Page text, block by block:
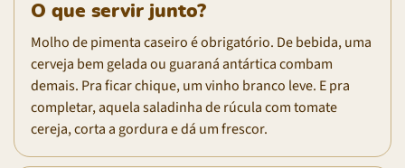
O que servir junto?
Molho de pimenta caseiro é obrigatório. De bebida, uma
cerveja bem gelada ou guaraná antártica combam
demais. Pra ficar chique, um vinho branco leve. E pra
completar, aquela saladinha de rúcula com tomate
cereja, corta a gordura e dá um frescor.